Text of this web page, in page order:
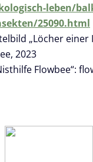
leben/
25090.html
„Löcher einer
2023
Flowbee“: